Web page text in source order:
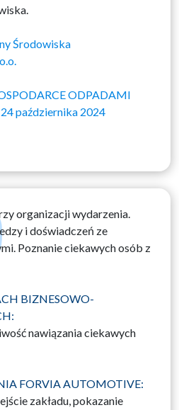
Środowiska
ODPADAMI
października 2024
organizacji wydarzenia.
i doświadczeń ze
Poznanie ciekawych osób z
BIZNESOWO-
nawiązania ciekawych
FORVIA AUTOMOTIVE:
zakładu, pokazanie